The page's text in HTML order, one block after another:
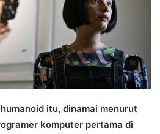
itu, dinamai menurut
komputer pertama di